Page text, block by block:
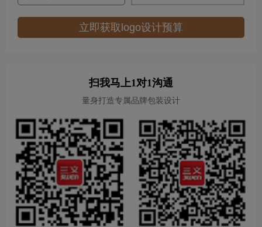
立即获取logo设计预算
扫我马上1对1沟通
量身打造专属品牌包装设计